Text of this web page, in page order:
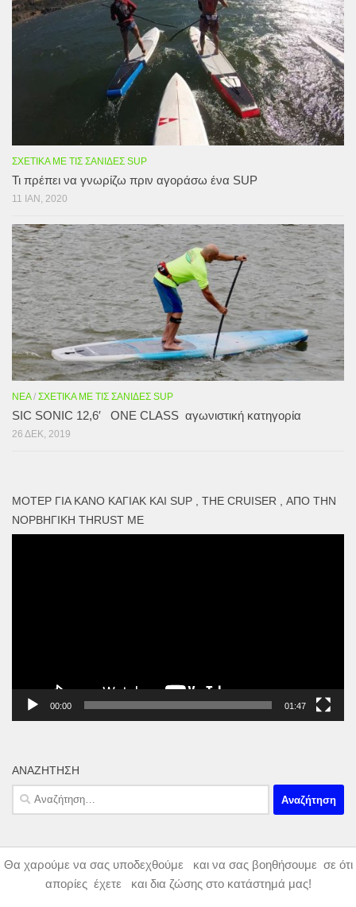
ΣΧΕΤΙΚΆ ΜΕ ΤΙΣ ΣΑΝΊΔΕΣ SUP
Τι πρέπει να γνωρίζω πριν αγοράσω ένα SUP
11 ΙΑΝ, 2020
ΝΈΑ/ ΣΧΕΤΙΚΆ ΜΕ ΤΙΣ ΣΑΝΊΔΕΣ SUP
SIC SONIC 12,6′ ONE CLASS αγωνιστική κατηγορία
26 ΔΕΚ, 2019
ΜΟΤΕΡ ΓΙΑ ΚΑΝΌ ΚΑΓΙΑΚ ΚΑΙ SUP , THE CRUISER , ΑΠΌ ΤΗΝ
ΝΟΡΒΗΓΙΚΉ THRUST ME
00:00 01:47
ΑΝΑΖΉΤΗΣΗ
Αναζήτηση
για:
Θα χαρούμε να σας υποδεχθούμε και να σας βοηθήσουμε σε ότι
απορίες έχετε και δια ζώσης στο κατάστημά μας!